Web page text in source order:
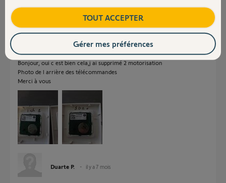
il y a 7 mois
Bonjour, oui c est bien cela,j ai supprimé 2 motorisation
Photo de l arrière des télécommandes
Merci à vous
Duarte P. il y a 7 mois
TOUT ACCEPTER
Gérer mes préférences